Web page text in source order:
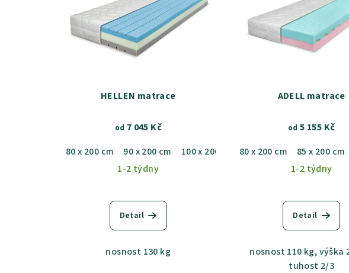
HELLEN matrace
od 7 045 Kč
80 x 200 cm
90 x 200 cm 100 x 200 cm 120 x 200 cm 140 x 200
1-2 týdny
Detail
nosnost 130 kg
ADELL matrace
od 5 155 Kč
80 x 200 cm
85 x 200 cm
1-2 týdny
Detail
nosnost 110 kg, výška
tuhost 2/3